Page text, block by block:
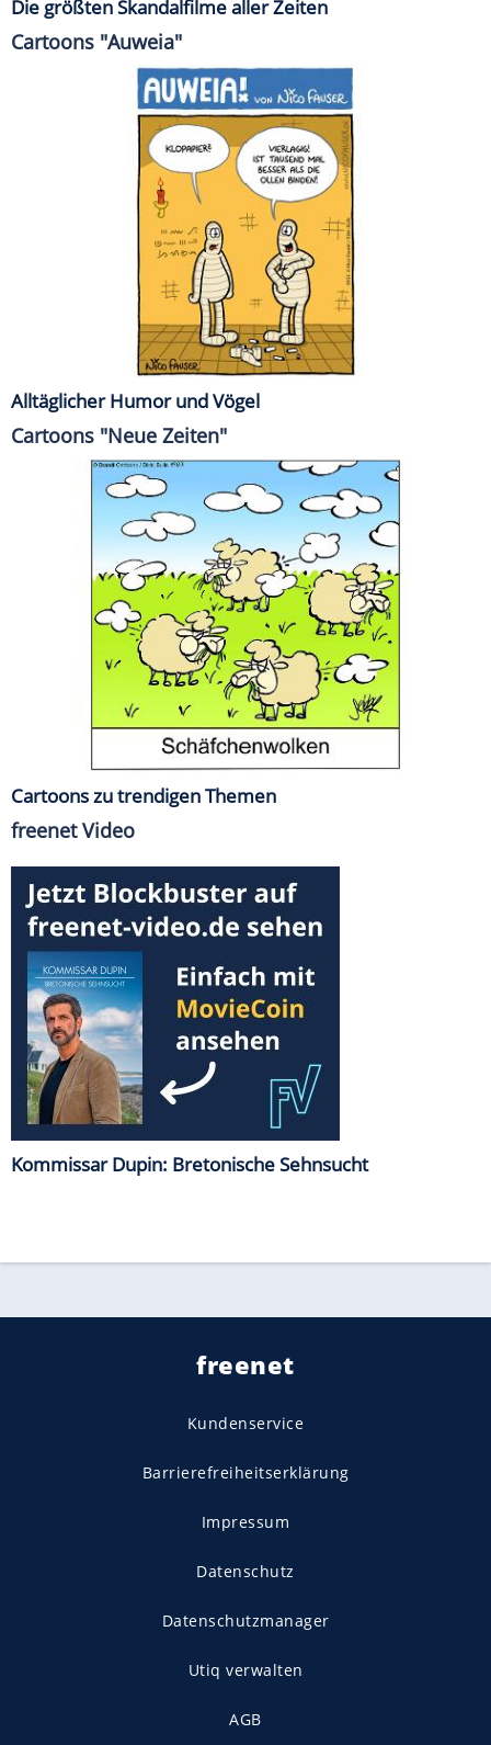
Die größten Skandalfilme aller Zeiten
Cartoons "Auweia"
Alltäglicher Humor und Vögel
Cartoons "Neue Zeiten"
Cartoons zu trendigen Themen
freenet Video
Kommissar Dupin: Bretonische Sehnsucht
freenet
Kundenservice
Barrierefreiheitserklärung
Impressum
Datenschutz
Datenschutzmanager
Utiq verwalten
AGB